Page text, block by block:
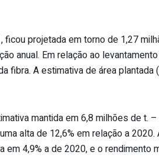
projetada em torno de 1,27
anual. Em relação ao
fibra. A estimativa de área plantada
mantida em 6,8 milhões de t.
alta de 12,6% em relação a 2020.
em 4,9% a de 2020, e o rendimento